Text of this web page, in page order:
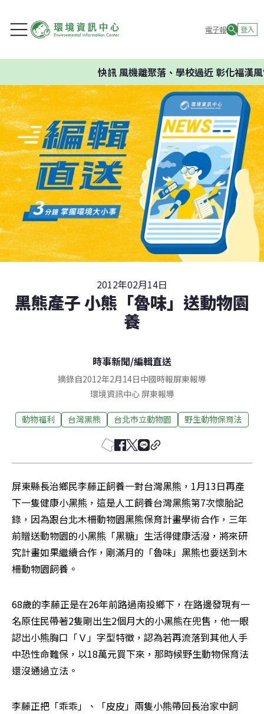
電子報 登入
快訊風機離聚落、學校過近 彰化福漢風
2012年02月14日
黑熊產子 小熊「魯味」送動物園
養
時事新聞/編輯直送
摘錄自2012年2月14日中國時報屏東報導
環境資訊中心 屏東報導
動物福利 台灣黑熊 台北市立動物園 野生動物保育法
屏東縣長治鄉民李藤正飼養一對台灣黑熊，1月13日再產
下一隻健康小黑熊，這是人工飼養台灣黑熊第7次懷胎記
錄，因為跟台北木柵動物園黑熊保育計畫學術合作，三年
前贈送動物園的小黑熊「黑糖」生活得健康活潑，將來研
究計畫如果繼續合作，剛滿月的「魯味」黑熊也要送到木
柵動物園飼養。
68歲的李藤正是在26年前路過南投鄉下，在路邊發現有一
名原住民帶著2隻剛出生2個月大的小黑熊在兜售，他一眼
認出小熊胸口「Ｖ」字型特徵，認為若再流落到其他人手
中恐性命難保，以18萬元買下來，那時候野生動物保育法
還沒通過立法。
李藤正把「乖乖」、「皮皮」兩隻小熊帶回長治家中飼